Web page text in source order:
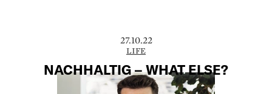
27.10.22
LIFE
NACHHALTIG – WHAT ELSE?